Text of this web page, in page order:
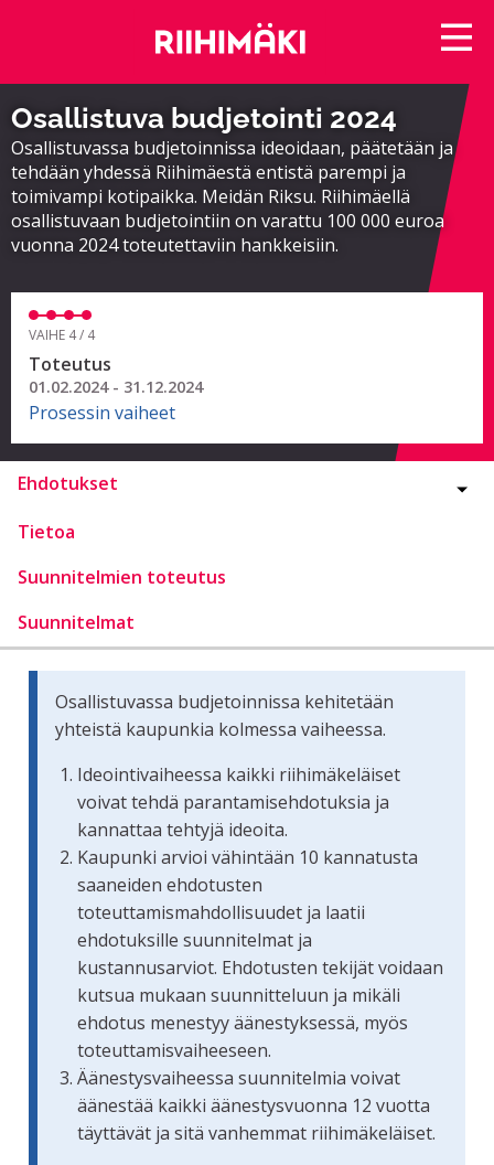
Osallistuva budjetointi 2024
Osallistuvassa budjetoinnissa ideoidaan, päätetään ja
tehdään yhdessä Riihimäestä entistä parempi ja
toimivampi kotipaikka. Meidän Riksu. Riihimäellä
osallistuvaan budjetointiin on varattu 100 000 euroa
vuonna 2024 toteutettaviin hankkeisiin.
VAIHE 4 / 4
Toteutus
01.02.2024 - 31.12.2024
Prosessin vaiheet
Ehdotukset
Tietoa
Suunnitelmien toteutus
Suunnitelmat
Osallistuvassa budjetoinnissa kehitetään
yhteistä kaupunkia kolmessa vaiheessa.
Ideointivaiheessa kaikki riihimäkeläiset
voivat tehdä parantamisehdotuksia ja
kannattaa tehtyjä ideoita.
Kaupunki arvioi vähintään 10 kannatusta
saaneiden ehdotusten
toteuttamismahdollisuudet ja laatii
ehdotuksille suunnitelmat ja
kustannusarviot. Ehdotusten tekijät voidaan
kutsua mukaan suunnitteluun ja mikäli
ehdotus menestyy äänestyksessä, myös
toteuttamisvaiheeseen.
Äänestysvaiheessa suunnitelmia voivat
äänestää kaikki äänestysvuonna 12 vuotta
täyttävät ja sitä vanhemmat riihimäkeläiset.